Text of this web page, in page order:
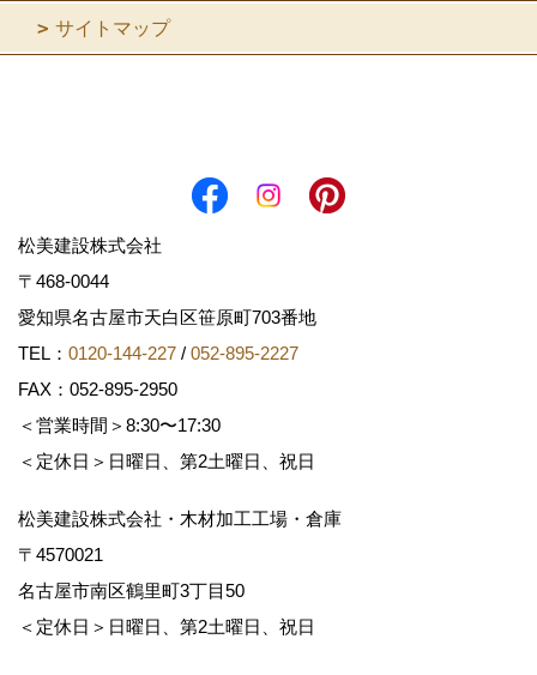
サイトマップ
松美建設株式会社
〒468-0044
愛知県名古屋市天白区笹原町703番地
TEL： 0120-144-227 / 052-895-2227
FAX：052-895-2950
＜営業時間＞8:30〜17:30
＜定休日＞日曜日、第2土曜日、祝日
松美建設株式会社・木材加工工場・倉庫
〒4570021
名古屋市南区鶴里町3丁目50
＜定休日＞日曜日、第2土曜日、祝日